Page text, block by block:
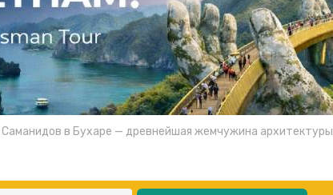
Саманидов в Бухаре — древнейшая жемчужина архитектуры